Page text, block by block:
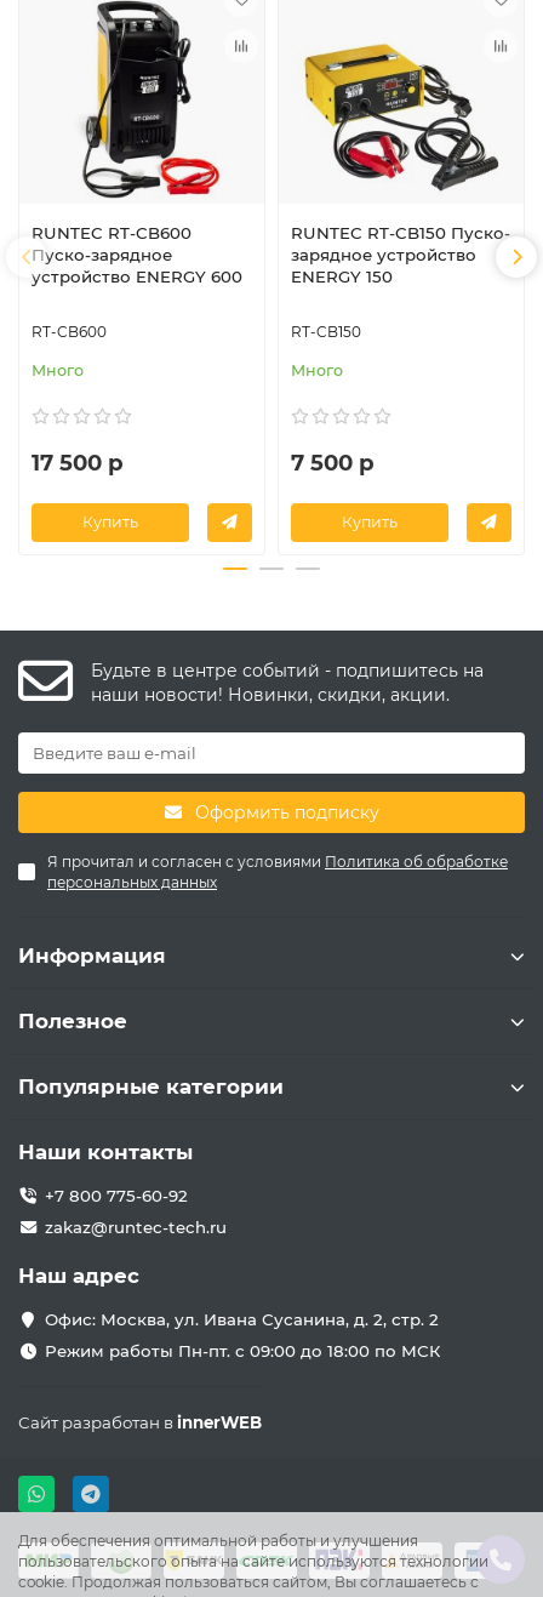
RUNTEC RT-CB600
Пуско-зарядное
устройство ENERGY 600
RT-CB600
Много
17 500 р
Купить
RUNTEC RT-CB150 Пуско-
зарядное устройство
ENERGY 150
RT-CB150
Много
7 500 р
Купить
Для обеспечения оптимальной работы и улучшения
пользовательского опыта на сайте используются технологии
cookie. Продолжая пользоваться сайтом, Вы соглашаетесь с
Будьте в центре событий - подпишитесь на
наши новости! Новинки, скидки, акции.
Оформить подписку
Я прочитал и согласен с условиями Политика об обработке
персональных данных
Информация
Полезное
Популярные категории
Наши контакты
+7 800 775-60-92
zakaz@runtec-tech.ru
Наш адрес
Офис: Москва, ул. Ивана Сусанина, д. 2, стр. 2
Режим работы Пн-пт. с 09:00 до 18:00 по МСК
Сайт разработан вinnerWEB